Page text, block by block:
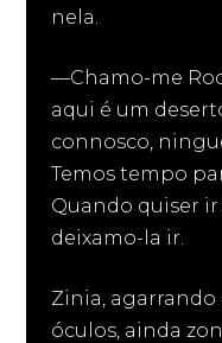
nela.
—Chamo-me
aqui é um
connosco,
Temos tempo
Quando quiser ir
deixamo-la ir.
Zinia, agarrando
óculos, ainda